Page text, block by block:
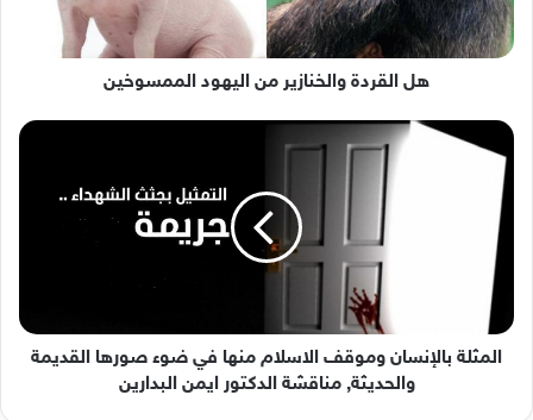
هل القردة والخنازير من اليهود الممسوخين
المثلة
بالإنسان
وموقف
الاسلام
منها
في
ضوء
صورها
القديمة
والحديثة,
المثلة بالإنسان وموقف الاسلام منها في ضوء صورها القديمة
والحديثة, مناقشة الدكتور ايمن البدارين